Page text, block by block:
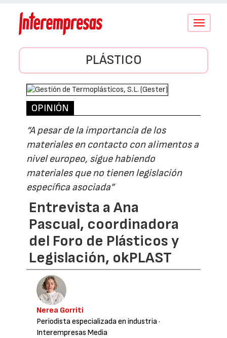
Conmutar
PLÁSTICO
OPINIÓN
“A pesar de la importancia de los
materiales en contacto con alimentos a
nivel europeo, sigue habiendo
materiales que no tienen legislación
específica asociada”
Entrevista a Ana
Pascual, coordinadora
del Foro de Plásticos y
Legislación, okPLAST
Nerea Gorriti
Periodista especializada en industria·
Interempresas Media